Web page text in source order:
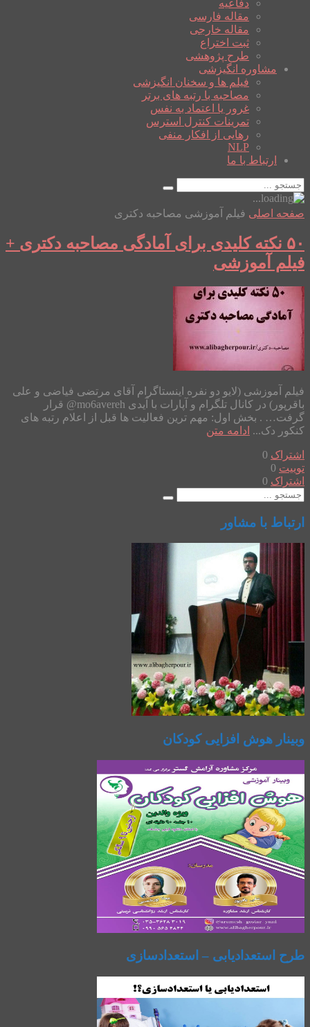
دفاعیه
مقاله فارسی
مقاله خارجی
ثبت اختراع
طرح پژوهشی
مشاوره انگیزشی
فیلم ها و سخنان انگیزشی
مصاحبه با رتبه های برتر
غرور یا اعتماد به نفس
تمرینات کنترل استرس
رهایی از افکار منفی
NLP
ارتباط با ما
صفحه اصلی فیلم آموزشی مصاحبه دکتری
۵۰ نکته کلیدی برای آمادگی مصاحبه دکتری +
فیلم آموزشی
فیلم آموزشی (لایو دو نفره اینستاگرام آقای مرتضی فیاضی و علی
باقرپور) در کانال تلگرام و آپارات با آیدی mo6avereh@ قرار
گرفت… . بخش اول: مهم ترین فعالیت ها قبل از اعلام رتبه های
کنکور دک... ادامه متن
اشتراک 0
توییت 0
اشتراک 0
ارتباط با مشاور
وبینار هوش افزایی کودکان
طرح استعدادیابی – استعدادسازی